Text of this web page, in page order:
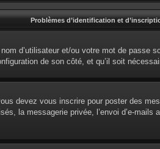
Problèmes d’identification et
d’utilisateur et/ou votre mot de passe
de son côté, et qu’il soit
devez vous inscrire pour poster des
la messagerie privée, l’envoi d’e-mails